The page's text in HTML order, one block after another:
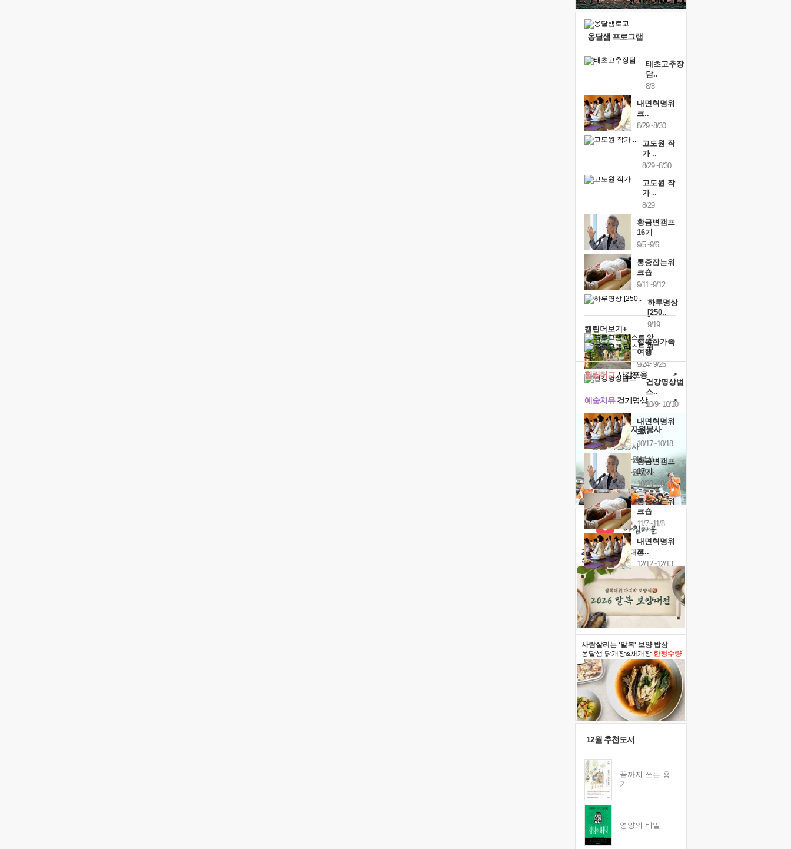
보고 싶은 어머니
못된 꼰대들
옹달샘 프로그램
태초고추장
담..
8/8
내면혁명워
크..
8/29~8/30
고도원 작
가 ..
8/29~8/30
고도원 작
가 ..
8/29
황금변캠프
16기
9/5~9/6
통증잡는워
크숍
9/11~9/12
하루명상
[250..
9/19
행복한가족
여행
9/24~9/26
건강명상법
스..
10/9~10/10
내면혁명워
크..
10/17~10/18
황금변캠프
17기
10/30~10/31
통증잡는워
크숍
11/7~11/8
내면혁명워
크..
12/12~12/13
캘린더보기+
예술치유걷기명상 >
힐링허그사감포옹 >
'옹달샘의 꽃' 자원봉사
· 청년 자원봉사
· 금빛청년 자원봉사
· 음식연구 자원봉사
2026 말복 보양대전
최대74%할인
사람살리는 '말복' 보양 밥상
옹달샘 닭개장&채개장 한정수량
12월 추천도서
끝까지 쓰는 용
기
영양의 비밀